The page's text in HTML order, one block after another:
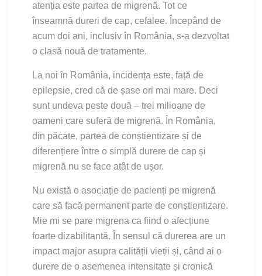
atenția este partea de migrenă. Tot ce
înseamnă dureri de cap, cefalee. Începând de
acum doi ani, inclusiv în România, s-a dezvoltat
o clasă nouă de tratamente.
La noi în România, incidența este, față de
epilepsie, cred că de șase ori mai mare. Deci
sunt undeva peste două – trei milioane de
oameni care suferă de migrenă. În România,
din păcate, partea de conștientizare și de
diferențiere între o simplă durere de cap și
migrenă nu se face atât de ușor.
Nu există o asociație de pacienți pe migrenă
care să facă permanent parte de conștientizare.
Mie mi se pare migrena ca fiind o afecțiune
foarte dizabilitantă. În sensul că durerea are un
impact major asupra calității vieții și, când ai o
durere de o asemenea intensitate și cronică